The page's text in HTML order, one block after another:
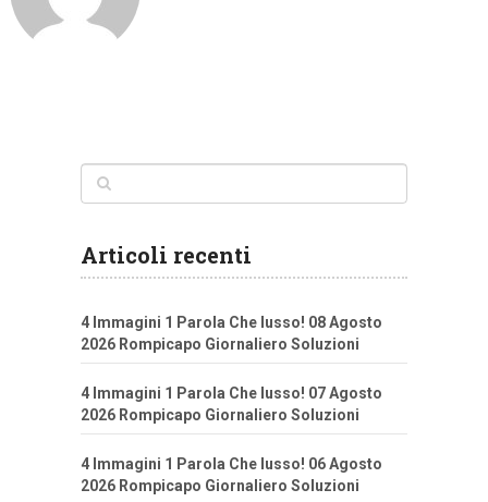
Articoli recenti
4 Immagini 1 Parola Che lusso! 08 Agosto
2026 Rompicapo Giornaliero Soluzioni
4 Immagini 1 Parola Che lusso! 07 Agosto
2026 Rompicapo Giornaliero Soluzioni
4 Immagini 1 Parola Che lusso! 06 Agosto
2026 Rompicapo Giornaliero Soluzioni